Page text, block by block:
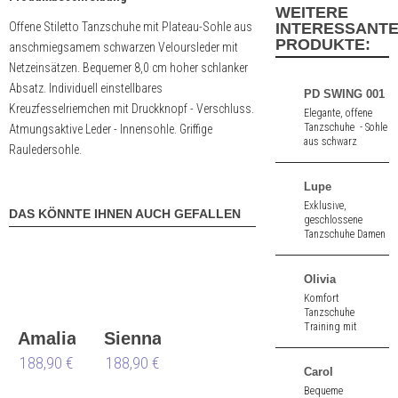
Offene Stiletto Tanzschuhe mit Plateau-Sohle aus
anschmiegsamem schwarzen Veloursleder mit
Netzeinsätzen. Bequemer 8,0 cm hoher schlanker
Absatz. Individuell einstellbares
Kreuzfesselriemchen mit Druckknopf - Verschluss.
Atmungsaktive Leder - Innensohle. Griffige
Rauledersohle.
DAS KÖNNTE IHNEN AUCH GEFALLEN
Amalia
188,90 €
Sienna
188,90 €
WEITERE
INTERESSANTE
PRODUKTE:
PD SWING 001
Elegante, offene
Tanzschuhe - Sohle
aus schwarz
Lupe
Exklusive,
geschlossene
Tanzschuhe Damen
8,0 cm hoher
Absatz.
Olivia
Komfort
Tanzschuhe
Training mit
cm hoher Absatz.
Carol
Bequeme